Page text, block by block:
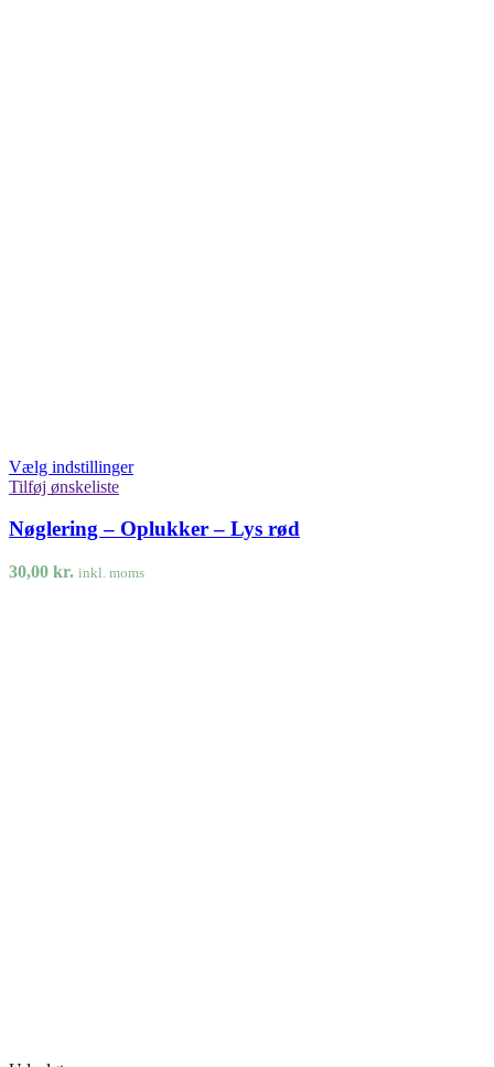
Vælg indstillinger
Tilføj ønskeliste
Nøglering – Oplukker – Lys rød
30,00 kr. inkl. moms